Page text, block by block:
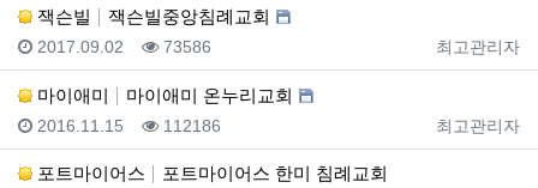
잭슨빌 잭슨빌중앙침례교회
등록자
최고관리자
등록일
2017.09.02 조회
73586
마이애미 마이애미 온누리교회
등록자
최고관리자
등록일
2016.11.15 조회
112186
포트마이어스 포트마이어스 한미 침례교회